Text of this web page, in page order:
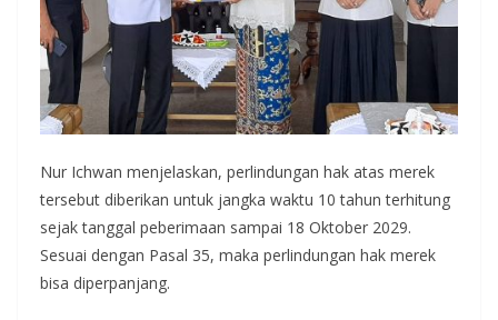
Nur Ichwan menjelaskan, perlindungan hak atas merek
tersebut diberikan untuk jangka waktu 10 tahun terhitung
sejak tanggal peberimaan sampai 18 Oktober 2029.
Sesuai dengan Pasal 35, maka perlindungan hak merek
bisa diperpanjang.